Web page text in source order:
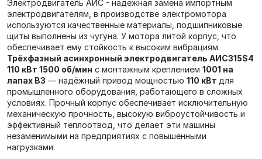
Электродвигатель АИС - надежная замена импортным
электродвигателям, в производстве электромотора
используются качественные материалы, подшипниковые
щиты выполнены из чугуна. У мотора литой корпус, что
обеспечивает ему стойкость к высоким вибрациям.
Трёхфазный асинхронный электродвигатель АИС315S4
110 кВт 1500 об/мин с монтажным креплением 1001 на
лапах В3 — надёжный привод мощностью 110 кВт для
промышленного оборудования, работающего в сложных
условиях. Прочный корпус обеспечивает исключительную
механическую прочность, высокую виброустойчивость и
эффективный теплоотвод, что делает эти машины
незаменимыми на предприятиях с повышенными
нагрузками.